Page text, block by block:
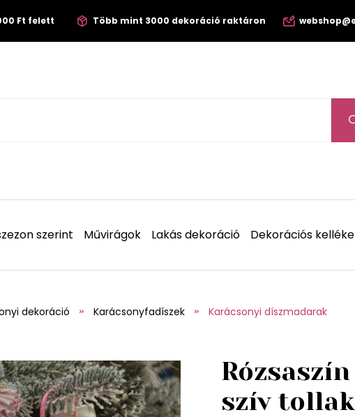
Ft felett Több mint 3000 dekoráció raktáron
szerint Művirágok Lakás dekoráció Dekorációs
dekoráció Karácsonyfadíszek Karácsonyi díszmadarak
szív